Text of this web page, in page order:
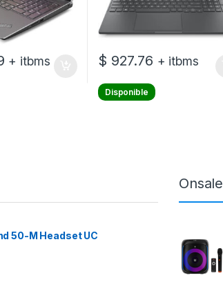
+ itbms $ 927.76 + itbms
Disponible
50-M Headset UC